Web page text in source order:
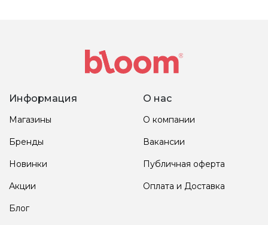
Информация
Магазины
Бренды
Новинки
Акции
Блог
О нас
О компании
Вакансии
Публичная оферта
Оплата и Доставка